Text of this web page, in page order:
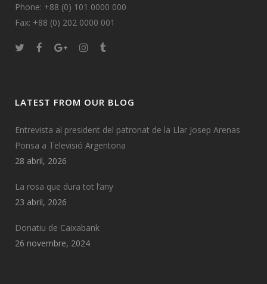
Phone: +88 (0) 101 0000 000
Fax: +88 (0) 202 0000 001
LATEST FROM OUR BLOG
Entrevista al president del patronat de la Llar Josep Arenas
Ponsa a Televisió Argentona
28 abril, 2026
La rosa que dura tot l’any
23 abril, 2026
Donatiu de Caixabank
26 novembre, 2024